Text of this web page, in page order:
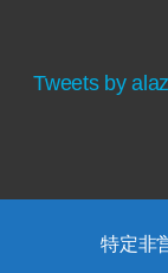
Tweets by
特定非